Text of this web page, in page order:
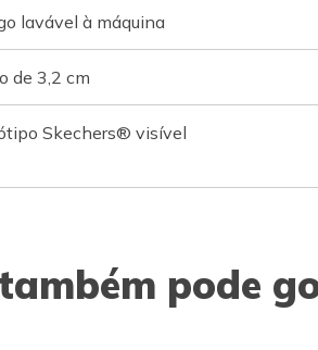
lavável à máquina
de 3,2 cm
Skechers® visível
pode